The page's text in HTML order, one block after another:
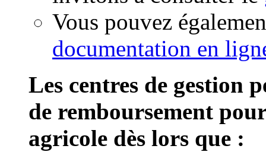
Vous pouvez
documentation en
Les centres de gestion
de remboursement
agricole dès lors que :